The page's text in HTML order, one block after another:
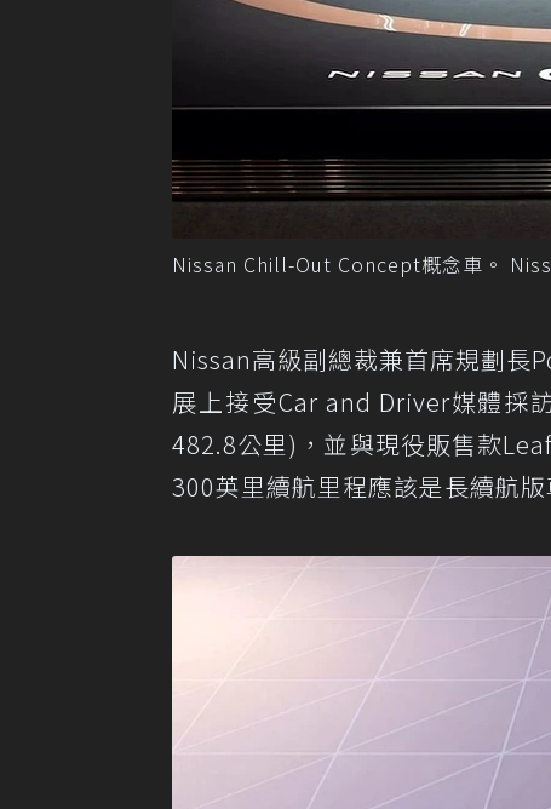
Nissan Chill-Out Concept概念車。
Nissan高級副總裁兼首席規劃長
展上接受Car and Driver媒體採
482.8公里)，並與現役販售款
300英里續航里程應該是長續航版